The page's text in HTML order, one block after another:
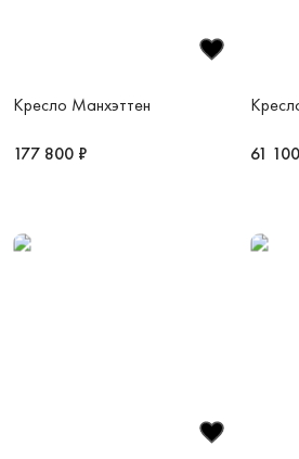
Кресло Манхэттен
177 800 ₽ 61